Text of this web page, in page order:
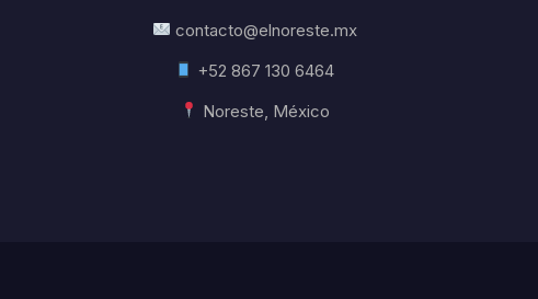
contacto@elnoreste.mx
+52 867 130 6464
Noreste, México